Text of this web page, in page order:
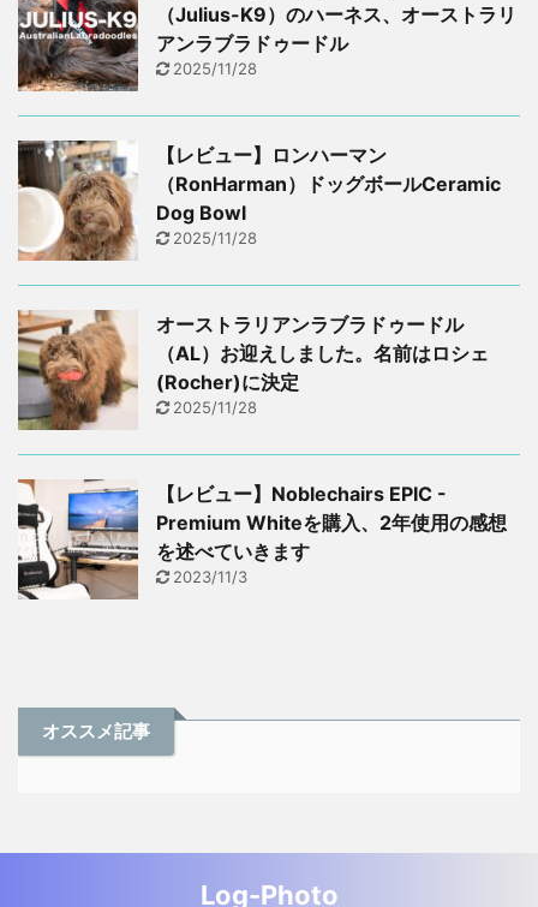
（Julius-K9）のハーネス、オーストラリ
アンラブラドゥードル
2025/11/28
【レビュー】ロンハーマン
（RonHarman）ドッグボールCeramic
Dog Bowl
2025/11/28
オーストラリアンラブラドゥードル
（AL）お迎えしました。名前はロシェ
(Rocher)に決定
2025/11/28
【レビュー】Noblechairs EPIC -
Premium Whiteを購入、2年使用の感想
を述べていきます
2023/11/3
オススメ記事
Log-Photo